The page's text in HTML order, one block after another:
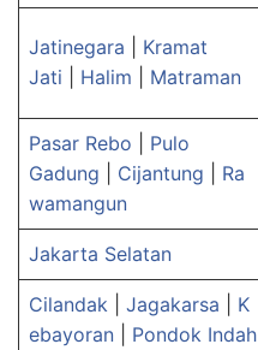
Jatinegara
Kramat
Jati
Halim Matraman
Pasar Rebo
Pulo
Gadung
Cijantung
Ra
wamangun
Jakarta Selatan
Cilandak Jagakarsa
K
ebayoran
Pondok Indah